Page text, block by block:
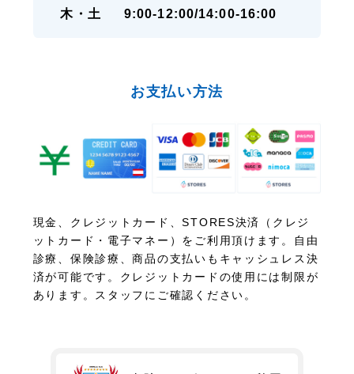
木・土
9:00-12:00/14:00-16:00
お支払い方法
現金、クレジットカード、STORES決済（クレジ
ットカード・電子マネー）をご利用頂けます。自由
診療、保険診療、商品の支払いもキャッシュレス決
済が可能です。クレジットカードの使用には制限が
あります。スタッフにご確認ください。